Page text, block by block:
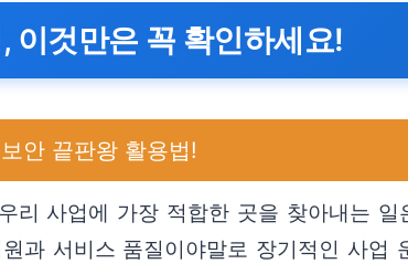
이것만은 꼭 확인하세요!
안 끝판왕 활용법!
리 사업에 가장 적합한 곳을 찾아내는
과 서비스 품질이야말로 장기적인 사